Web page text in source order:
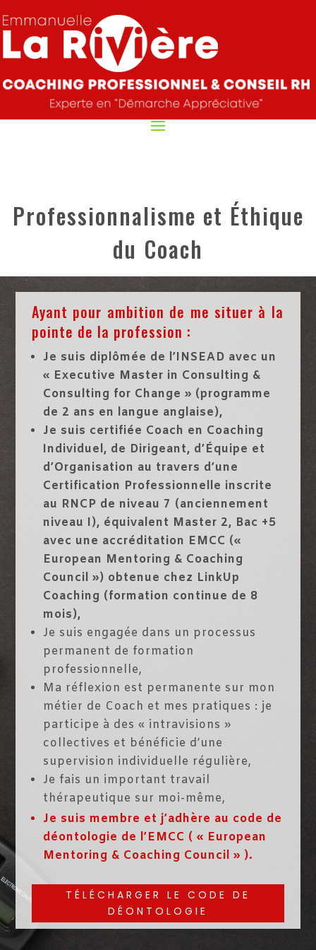
Professionnalisme et Éthique
du Coach
Ayant pour ambition de me situer à la
pointe de la profession :
Je suis diplômée de l’INSEAD avec un
« Executive Master in Consulting &
Consulting for Change » (programme
de 2 ans en langue anglaise),
Je suis certifiée Coach en Coaching
Individuel, de Dirigeant, d’Équipe et
d’Organisation au travers d’une
Certification Professionnelle inscrite
au RNCP de niveau 7 (anciennement
niveau I), équivalent Master 2, Bac +5
avec une accréditation EMCC («
European Mentoring & Coaching
Council ») obtenue chez LinkUp
Coaching (formation continue de 8
mois),
Je suis engagée dans un processus
permanent de formation
professionnelle,
Ma réflexion est permanente sur mon
métier de Coach et mes pratiques : je
participe à des « intravisions »
collectives et bénéficie d’une
supervision individuelle régulière,
Je fais un important travail
thérapeutique sur moi-même,
Je suis membre et j’adhère au code de
déontologie de l’EMCC ( « European
Mentoring & Coaching Council » ).
TÉLÉCHARGER LE CODE DE
DÉONTOLOGIE